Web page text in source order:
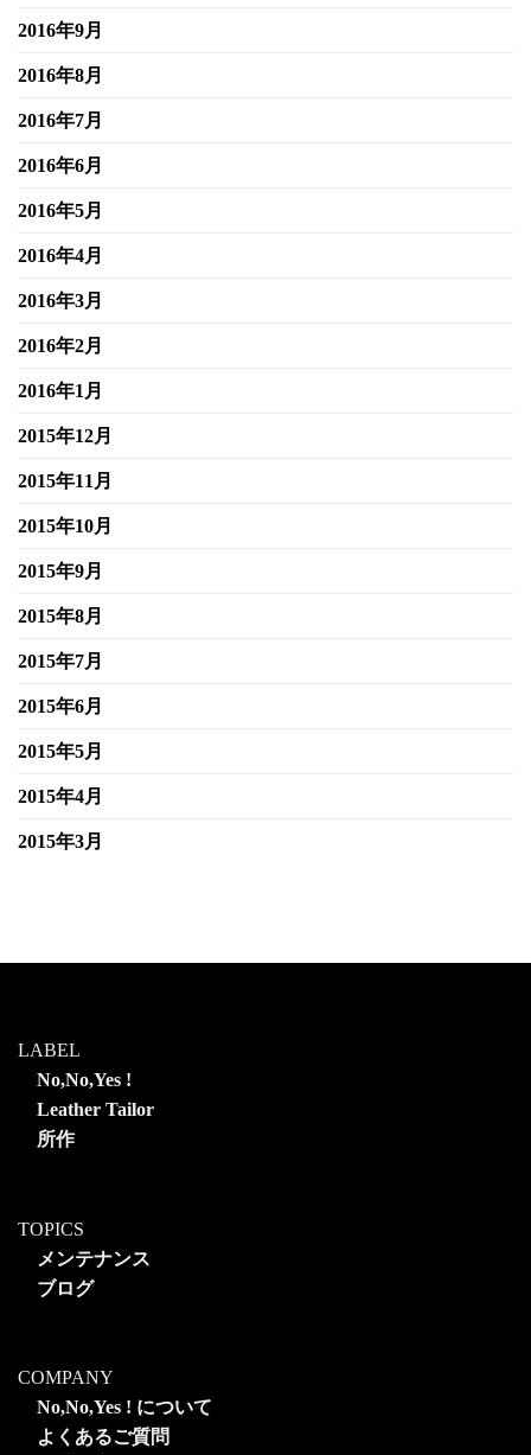
2016年9月
2016年8月
2016年7月
2016年6月
2016年5月
2016年4月
2016年3月
2016年2月
2016年1月
2015年12月
2015年11月
2015年10月
2015年9月
2015年8月
2015年7月
2015年6月
2015年5月
2015年4月
2015年3月
LABEL
No,No,Yes !
Leather Tailor
所作
TOPICS
メンテナンス
ブログ
COMPANY
No,No,Yes ! について
よくあるご質問